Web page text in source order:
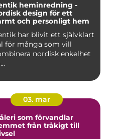
heminredning -
design för ett
och personligt hem
har blivit ett självklart
för många som vill
nordisk enkelhet
03. mar
som förvandlar
från tråkigt till